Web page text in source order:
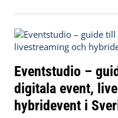
Eventstudio –
digitala event,
hybridevent i